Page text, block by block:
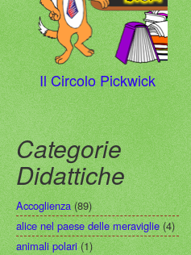
Il Circolo Pickwick
Categorie
Didattiche
Accoglienza (89)
alice nel paese delle meraviglie (4)
animali polari (1)